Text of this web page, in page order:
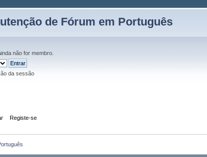
de Fórum em Português
não for membro.
da sessão
Registe-se